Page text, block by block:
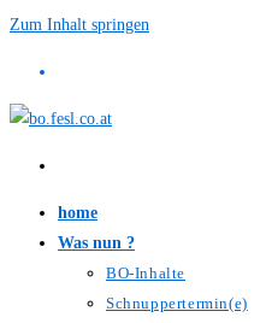
Zum Inhalt springen
home
Was nun ?
BO-Inhalte
Schnuppertermin(e)